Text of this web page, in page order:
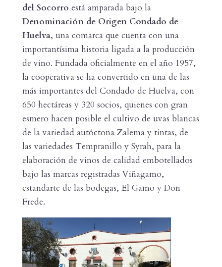
del Socorro está amparada bajo la
Denominación de Origen Condado de
Huelva, una comarca que cuenta con una
importantísima historia ligada a la producción
de vino. Fundada oficialmente en el año 1957,
la cooperativa se ha convertido en una de las
más importantes del Condado de Huelva, con
650 hectáreas y 320 socios, quienes con gran
esmero hacen posible el cultivo de uvas blancas
de la variedad autóctona Zalema y tintas, de
las variedades Tempranillo y Syrah, para la
elaboración de vinos de calidad embotellados
bajo las marcas registradas Viñagamo,
estandarte de las bodegas, El Gamo y Don
Frede.